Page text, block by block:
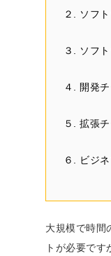
２. ソフ
３. ソフ
４. 開発
５. 拡張
６. ビジ
大規模で時間
トが必要で